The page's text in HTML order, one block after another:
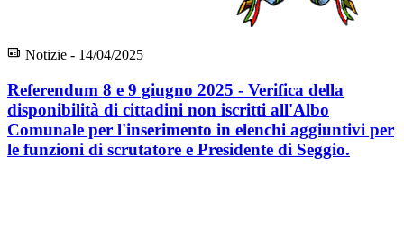
Notizie - 14/04/2025
Referendum 8 e 9 giugno 2025 - Verifica della
disponibilità di cittadini non iscritti all'Albo
Comunale per l'inserimento in elenchi aggiuntivi per
le funzioni di scrutatore e Presidente di Seggio.